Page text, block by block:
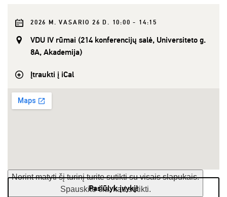
2026 M. VASARIO 26 D. 10:00 - 14:15
VDU IV rūmai (214 konferencijų salė, Universiteto g.
8A, Akademija)
Įtraukti į iCal
Norint matyti šį turinį turite sutikti su visais slapukais.
Spauskite čia, kad sutikti.
Pasiūlyk įvykį!